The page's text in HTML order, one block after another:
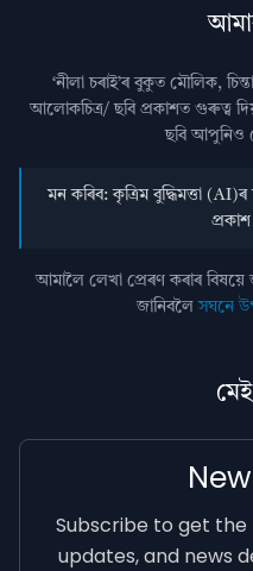
‘নীলা চৰাই’ৰ বুকুত মৌলিক,
আলোকচিত্ৰ/ ছবি প্রকাশত গুৰুত্ব
ছবি আপুনিও
মন কৰিব: কৃত্ৰিম বুদ্ধিমত্তা (AI)ৰ
আমালৈ লেখা প্ৰেৰণ কৰাৰ বিষয়ে
জানিবলৈসঘনে
Subscribe to get
updates, and news